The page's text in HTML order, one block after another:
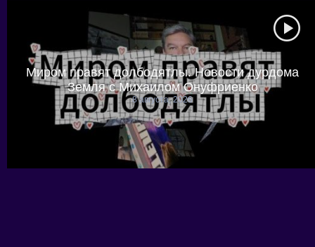
Миром правят долбодятлы. Новости дурдома
Земля с Михаилом Онуфриенко
8 августа, 2026